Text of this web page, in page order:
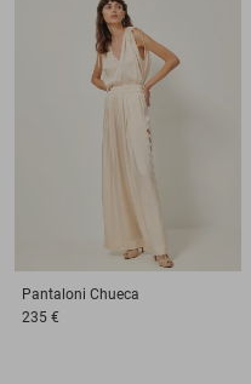
Pantaloni Chueca
235 €